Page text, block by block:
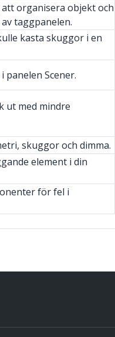
organisera objekt och
taggpanelen.
kasta skuggor i en
panelen Scener.
ut med mindre
skuggor och dimma.
element i din
för fel i